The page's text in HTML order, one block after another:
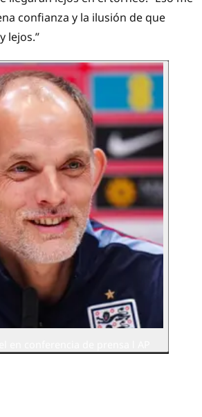
confianza y la ilusión de que
lejos.”